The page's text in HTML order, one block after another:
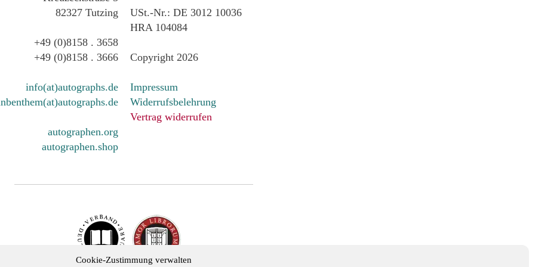
Cookie-Zustimmung verwalten
82327 Tutzing
+49 (0)8158 . 3658
+49 (0)8158 . 3666
info(at)autographs.de
autographen.org
autographen.shop
USt.-Nr.: DE 3012 10036
HRA 104084
Copyright 2026
Impressum
Widerrufsbelehrung
Vertrag widerrufen